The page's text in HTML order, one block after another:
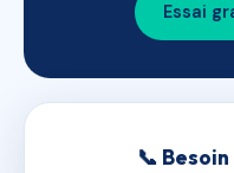
Essai
📞